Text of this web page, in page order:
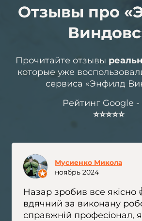
Отзывы про
Прочитайте отзывы
которые уже
сервиса «Энфилд
Рейтинг Google -
⭐️⭐️⭐️⭐️⭐️
Мусиенко Микола
ноябрь 2024
Назар зробив все якісно
вдячний за виконану
справжній професіонал,